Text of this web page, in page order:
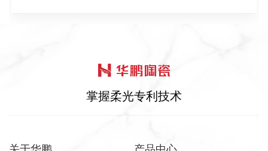
掌握柔光专利技术